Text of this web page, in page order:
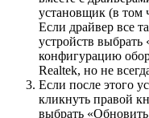
установщик (в том
Если драйвер все
устройств
конфигурацию
Realtek, но не
Если после этого
кликнуть правой
выбрать